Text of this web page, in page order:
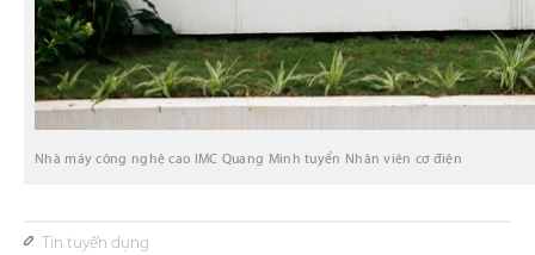
Nhà máy công nghệ cao IMC Quang Minh tuyển Nhân viên cơ điện
Tin tuyển dụng